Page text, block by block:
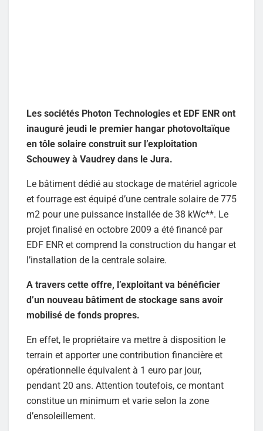
Les sociétés Photon Technologies et EDF ENR ont
inauguré jeudi le premier hangar photovoltaïque
en tôle solaire construit sur l’exploitation
Schouwey à Vaudrey dans le Jura.
Le bâtiment dédié au stockage de matériel agricole
et fourrage est équipé d’une centrale solaire de 775
m2 pour une puissance installée de 38 kWc**. Le
projet finalisé en octobre 2009 a été financé par
EDF ENR et comprend la construction du hangar et
l’installation de la centrale solaire.
A travers cette offre, l’exploitant va bénéficier
d’un nouveau bâtiment de stockage sans avoir
mobilisé de fonds propres.
En effet, le propriétaire va mettre à disposition le
terrain et apporter une contribution financière et
opérationnelle équivalent à 1 euro par jour,
pendant 20 ans. Attention toutefois, ce montant
constitue un minimum et varie selon la zone
d’ensoleillement.